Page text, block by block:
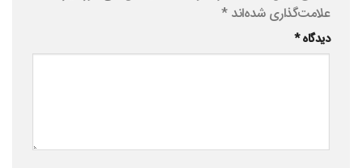
علامت‌گذاری شده‌اند*
دیدگاه*